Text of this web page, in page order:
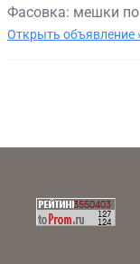
Фасовка: мешки
Открыть объявление